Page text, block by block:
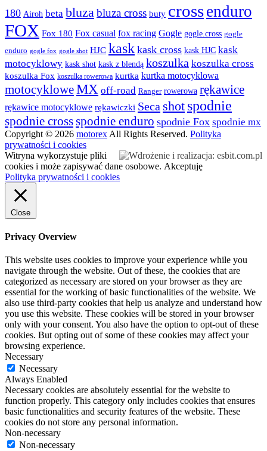
180 Airoh beta bluza bluza cross buty crossenduro
FOX Fox 180 Fox casual fox racing Gogle gogle.cross gogle
enduro gogle fox gogle shot HJC kask kask cross kask HJC kask
motocyklowy kask shot kask z blendą koszulka koszulka cross
koszulka Fox koszulka rowerowa kurtka kurtka motocyklowa
motocykloweMX off-road Ranger rowerowa rękawice
rękawice motocyklowe rękawiczki Seca shot spodnie
spodnie crossspodnie enduro spodnie Fox spodnie mx
Copyright © 2026 motorex All Rights Reserved. Polityka
prywatności i cookies
Witryna wykorzystuje pliki
cookies i może zapisywać dane osobowe. Akceptuję
Polityka prywatności i cookies
Close
Privacy Overview
This website uses cookies to improve your experience while you
navigate through the website. Out of these, the cookies that are
categorized as necessary are stored on your browser as they are
essential for the working of basic functionalities of the website. We
also use third-party cookies that help us analyze and understand how
you use this website. These cookies will be stored in your browser
only with your consent. You also have the option to opt-out of these
cookies. But opting out of some of these cookies may affect your
browsing experience.
Necessary
Necessary
Always Enabled
Necessary cookies are absolutely essential for the website to
function properly. This category only includes cookies that ensures
basic functionalities and security features of the website. These
cookies do not store any personal information.
Non-necessary
Non-necessary